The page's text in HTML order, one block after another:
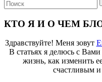
КТО Я И О ЧЕМ
Здравствуйте! Меня зовут
В статьях я делюсь с
жизнь, как изменить
счастливым и